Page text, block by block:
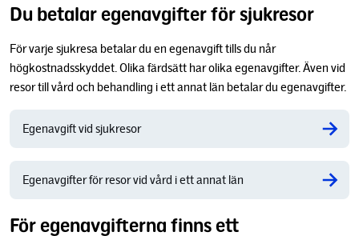
Du betalar egenavgifter för sjukresor
För varje sjukresa betalar du en egenavgift tills du når
högkostnadsskyddet. Olika färdsätt har olika egenavgifter. Även vid
resor till vård och behandling i ett annat län betalar du egenavgifter.
Egenavgift vid sjukresor
Egenavgifter för resor vid vård i ett annat län
För egenavgifterna finns ett